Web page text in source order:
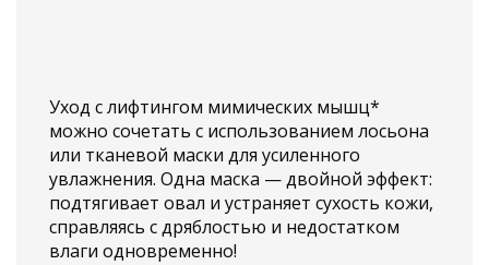
Уход с лифтингом мимических мышц*
можно сочетать с использованием лосьона
или тканевой маски для усиленного
увлажнения. Одна маска — двойной эффект:
подтягивает овал и устраняет сухость кожи,
справляясь с дряблостью и недостатком
влаги одновременно!